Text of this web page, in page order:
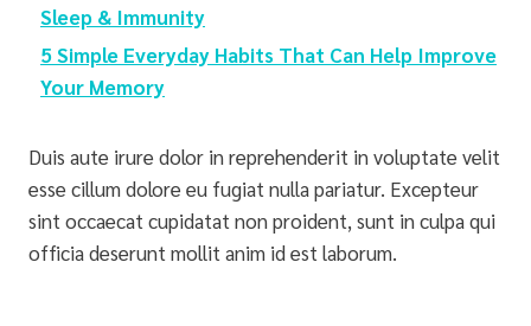
Sleep & Immunity
5 Simple Everyday Habits That Can Help Improve
Your Memory
Duis aute irure dolor in reprehenderit in voluptate velit
esse cillum dolore eu fugiat nulla pariatur. Excepteur
sint occaecat cupidatat non proident, sunt in culpa qui
officia deserunt mollit anim id est laborum.